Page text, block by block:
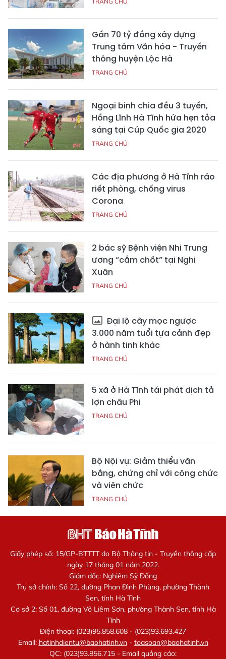
Gần 70 tỷ đồng xây dựng
Trung tâm Văn hóa - Truyền
thông huyện Lộc Hà
TRANG CHỦ
Ngoại binh chia đều 3 tuyến,
Hồng Lĩnh Hà Tĩnh hứa hẹn tỏa
sáng tại Cúp Quốc gia 2020
TRANG CHỦ
Các địa phương ở Hà Tĩnh ráo
riết phòng, chống virus
Corona
TRANG CHỦ
2 bác sỹ Bệnh viện Nhi Trung
ương “cắm chốt” tại Nghi
Xuân
TRANG CHỦ
Đại lộ cây mọc ngược
3.000 năm tuổi tựa cảnh đẹp
ở hành tinh khác
TRANG CHỦ
5 xã ở Hà Tĩnh tái phát dịch tả
lợn châu Phi
TRANG CHỦ
Bộ Nội vụ: Giảm thiểu văn
bằng, chứng chỉ với công chức
và viên chức
TRANG CHỦ
Giấy phép số: 15/GP-BTTTT do Bộ Thông tin - Truyền thông cấp
ngày 17 tháng 01 năm 2022.
Giám đốc: Nghiêm Sỹ Đống
Trụ sở chính: Số 22, đường Phan Đình Phùng, phường Thành
Sen, tỉnh Hà Tĩnh
Cơ sở 2: Số 01, đường Võ Liêm Sơn, phường Thành Sen, tỉnh Hà
Tĩnh
Điện thoại: (023)95.858.608 - (023)93.693.427
Email: hatinhdientu@baohatinh.vn- toasoan@baohatinh.vn
QC: (023)93.856.715 - Email quảng cáo: